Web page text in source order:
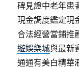
碑見證中老年患
現金調度鑑定現
合法經營當鋪推
遊娛樂城與最新
通通有美白精華